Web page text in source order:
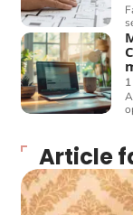
Article